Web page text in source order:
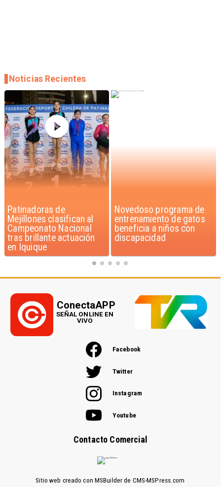
Novedoso programa de
entrenamiento de gatos
beneficia a niños con
discapacidad
Alarmante hábito en
jóvenes de 13 a 15 años
según encuesta del
Minsal
Noticias Recientes
Sitio web creado con MSBuilder de CMS-MSPress.com
Facebook
Twitter
Instagram
Youtube
Contacto Comercial
ConectaAPP
SEÑAL ONLINE EN
VIVO